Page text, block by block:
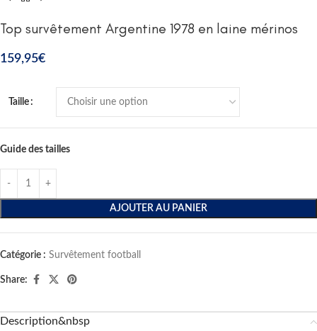
Top survêtement Argentine 1978 en laine mérinos
159,95€
Taille
Guide des tailles
AJOUTER AU PANIER
Catégorie : Survêtement football
Share:
Description&nbsp